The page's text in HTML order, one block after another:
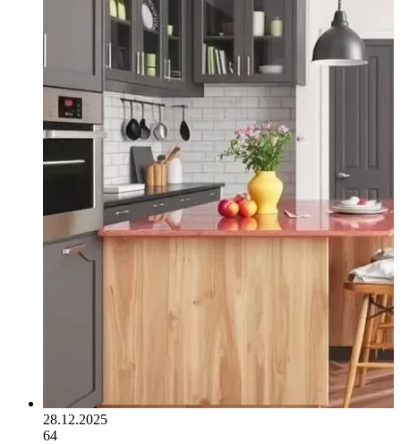
28.12.2025
64